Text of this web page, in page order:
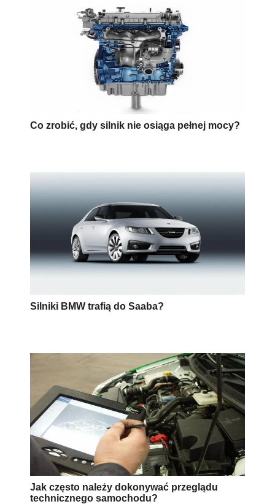
Co zrobić, gdy silnik nie osiąga pełnej mocy?
Silniki BMW trafią do Saaba?
Jak często należy dokonywać przeglądu
technicznego samochodu?